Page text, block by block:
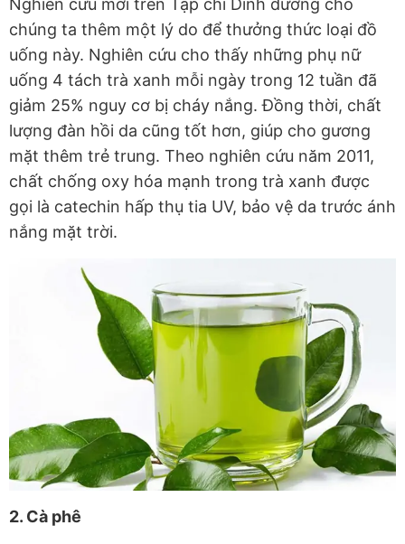
Nghiên cứu mới trên Tạp chí Dinh dưỡng cho
chúng ta thêm một lý do để thưởng thức loại đồ
uống này. Nghiên cứu cho thấy những phụ nữ
uống 4 tách trà xanh mỗi ngày trong 12 tuần đã
giảm 25% nguy cơ bị cháy nắng. Đồng thời, chất
lượng đàn hồi da cũng tốt hơn, giúp cho gương
mặt thêm trẻ trung. Theo nghiên cứu năm 2011,
chất chống oxy hóa mạnh trong trà xanh được
gọi là catechin hấp thụ tia UV, bảo vệ da trước ánh
nắng mặt trời.
2. Cà phê